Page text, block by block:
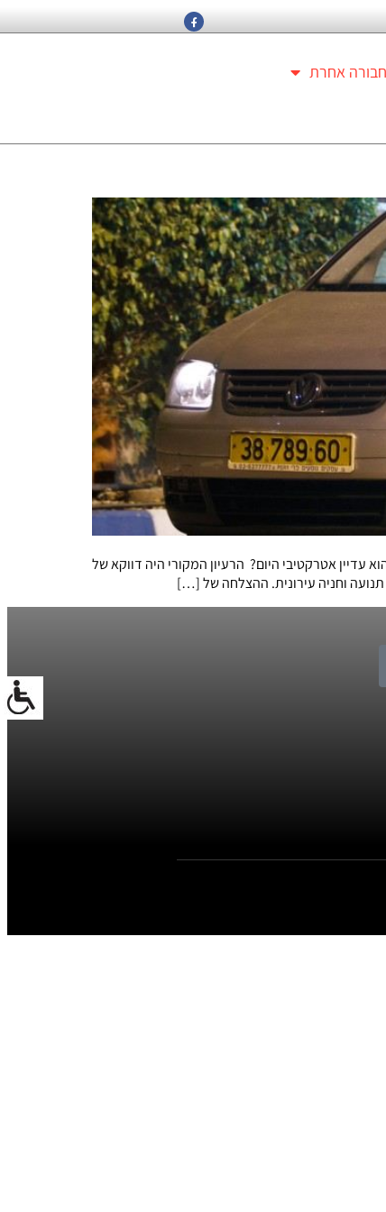
אחרת
מושבים וסביבת נהג מכובדת. האם הוא עדיין אטרקטיבי היום? הרעיון המקורי היה דווקא של
וחניה עירונית. ההצלחה של […]